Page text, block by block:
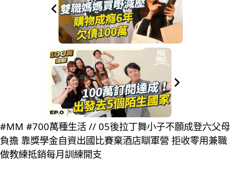
#MM #700萬種生活 // 05後拉丁舞小子不願成登六父母
負擔 靠獎學金自資出國比賽棄酒店瞓軍營 拒收零用兼職
做教練抵銷每月訓練開支